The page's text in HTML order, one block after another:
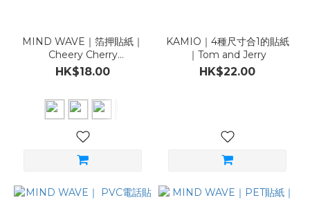
MIND WAVE｜箔押貼紙｜
Cheery Cherry
Sticker（共6款）
HK$18.00
KAMIO｜4種尺寸合1的貼紙
｜Tom and Jerry
HK$22.00